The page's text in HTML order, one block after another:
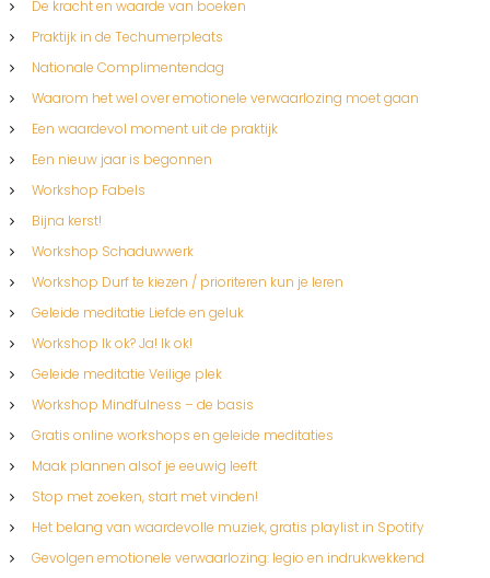
De kracht en waarde van boeken
Praktijk in de Techumerpleats
Nationale Complimentendag
Waarom het wel over emotionele verwaarlozing moet gaan
Een waardevol moment uit de praktijk
Een nieuw jaar is begonnen
Workshop Fabels
Bijna kerst!
Workshop Schaduwwerk
Workshop Durf te kiezen / prioriteren kun je leren
Geleide meditatie Liefde en geluk
Workshop Ik ok? Ja! Ik ok!
Geleide meditatie Veilige plek
Workshop Mindfulness – de basis
Gratis online workshops en geleide meditaties
Maak plannen alsof je eeuwig leeft
Stop met zoeken, start met vinden!
Het belang van waardevolle muziek, gratis playlist in Spotify
Gevolgen emotionele verwaarlozing: legio en indrukwekkend